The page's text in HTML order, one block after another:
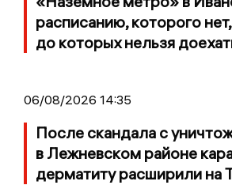
расписанию, которого
до которых нельзя
06/08/2026 14:35
После скандала с
в Лежневском районе
дерматиту расширили на